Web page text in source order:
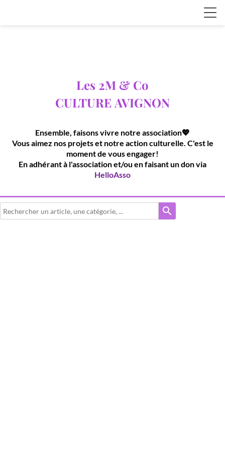
Les 2M & Co
CULTURE AVIGNON
Ensemble, faisons vivre notre association💖
Vous aimez nos projets et notre action culturelle. C'est le
moment de vous engager!
En adhérant à l'association et/ou en faisant un don via
HelloAsso
search